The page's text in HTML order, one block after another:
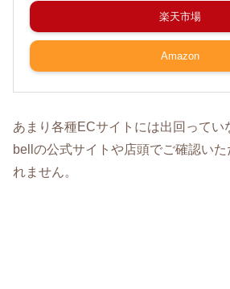
楽天市場
Amazon
あまり各種ECサイトには出回ってい
bellの公式サイトや店頭でご確認い
れません。